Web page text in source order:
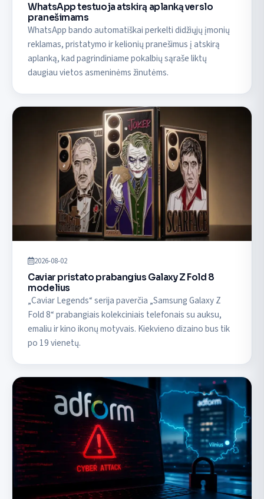
WhatsApp testuoja atskirą aplanką verslo
pranešimams
WhatsApp bando automatiškai perkelti didžiųjų įmonių
reklamas, pristatymo ir kelionių pranešimus į atskirą
aplanką, kad pagrindiniame pokalbių sąraše liktų
daugiau vietos asmeninėms žinutėms.
2026-08-02
Caviar pristato prabangius Galaxy Z Fold 8
modelius
„Caviar Legends“ serija paverčia „Samsung Galaxy Z
Fold 8“ prabangiais kolekciniais telefonais su auksu,
emaliu ir kino ikonų motyvais. Kiekvieno dizaino bus tik
po 19 vienetų.